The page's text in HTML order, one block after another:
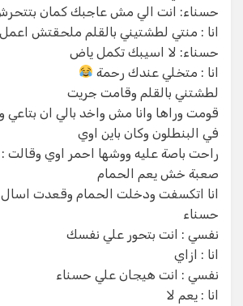
حسناء: انت الي مش عاجبك كمان
انا : منتي لطشتيني بالقلم ملحقتش
حسناء: لا اسيبك تكمل ياض
انا : متخلي عندك رحمة
لطشتني بالقلم وقامت جريت
قومت وراها وانا مش واخد بالي ان
في البنطلون وكان باين اوي
راحت باصة عليه ووشها احمر اوي وقالت :
صعبة خش يعم الحمام
انا اتكسفت ودخلت الحمام وقعدت
حسناء
نفسي : انت بتحور علي نفسك
انا : ازاي
نفسي : انت هيجان علي حسناء
انا : يعم لا